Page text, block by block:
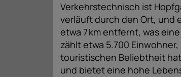
Verkehrstechnisch ist
verläuft durch den Ort, und
etwa 7 km entfernt, was
zählt etwa 5.700
touristischen Beliebtheit
und bietet eine hohe